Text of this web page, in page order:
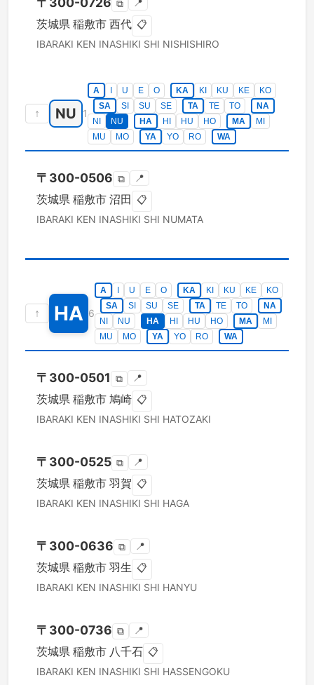
⧉ 📍
茨城県 稲敷市 西代 📋
IBARAKI KEN INASHIKI SHI NISHISHIRO
↑ NU 1
A U E O KA KI KU KE
KO
SA
SI SU SE TA TE TO
NA
NI
NU HA HI HU HO MA
MI
MU
MO YA YO RO WA
〒 300-0506 ⧉ 📍
茨城県 稲敷市 沼田 📋
IBARAKI KEN INASHIKI SHI NUMATA
↑ HA 6
A U E O KA KI KU KE
KO
SA
SI SU SE TA TE TO
NA
NI
NU HA HI HU HO MA
MI
MU
MO YA YO RO WA
〒 300-0501 ⧉ 📍
茨城県 稲敷市 鳩崎 📋
IBARAKI KEN INASHIKI SHI HATOZAKI
〒 300-0525 ⧉ 📍
茨城県 稲敷市 羽賀 📋
IBARAKI KEN INASHIKI SHI HAGA
〒 300-0636 ⧉ 📍
茨城県 稲敷市 羽生 📋
IBARAKI KEN INASHIKI SHI HANYU
〒 300-0736 ⧉ 📍
茨城県 稲敷市 八千石 📋
IBARAKI KEN INASHIKI SHI HASSENGOKU